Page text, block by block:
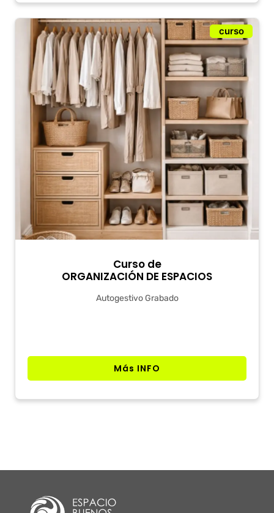
curso
Curso de
ORGANIZACIÓN DE ESPACIOS
Autogestivo Grabado
Más INFO